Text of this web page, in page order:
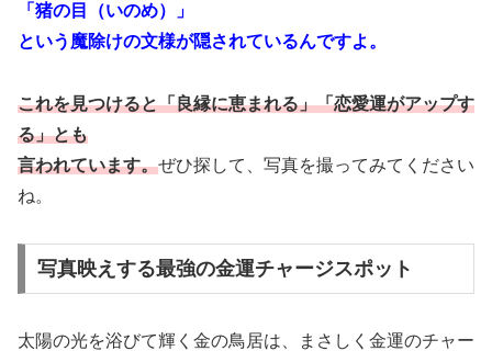
「猪の目（いのめ）」
という魔除けの文様が隠されているんですよ。
これを見つけると「良縁に恵まれる」「恋愛運がアップす
る」とも
言われています。ぜひ探して、写真を撮ってみてください
ね。
写真映えする最強の金運チャージスポット
太陽の光を浴びて輝く金の鳥居は、まさしく金運のチャー